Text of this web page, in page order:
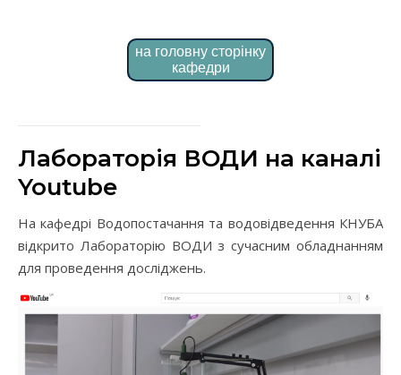
на головну сторінку
кафедри
Лабораторія ВОДИ на каналі
Youtube
На кафедрі Водопостачання та водовідведення КНУБА
відкрито Лабораторію ВОДИ з сучасним обладнанням
для проведення досліджень.